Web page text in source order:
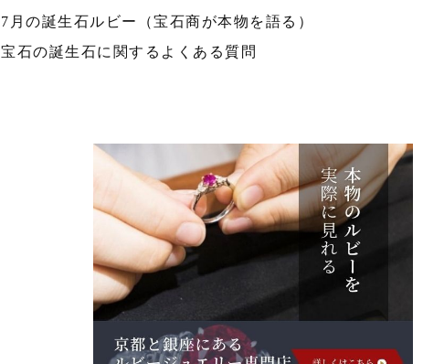
7月の誕生石ルビー（宝石商が本物を語る）
宝石の誕生石に関するよくある質問